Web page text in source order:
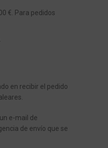
€. Para pedidos
en recibir el pedido
e-mail de
de envío que se